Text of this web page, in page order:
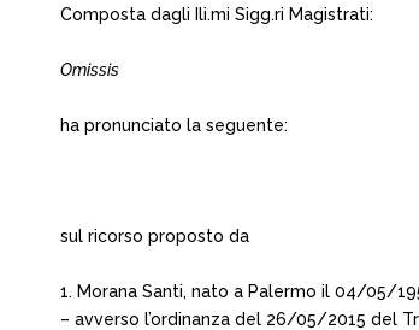
Composta dagli Ili.mi Sigg.ri Magistrati:
Omissis
ha pronunciato la seguente:
sul ricorso proposto da
1. Morana Santi, nato a Palermo il 04/05/
– avverso l’ordinanza del 26/05/2015 del